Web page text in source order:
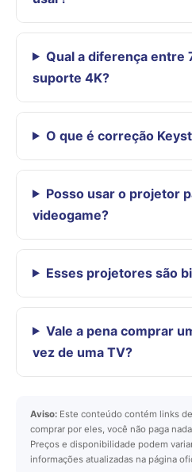
Qual a diferença entre
suporte 4K?
O que é correção
Posso usar o projetor
videogame?
Esses projetores são
Vale a pena comprar
vez de uma TV?
Aviso: Este conteúdo contém links
comprar por eles, você não paga
Preços e disponibilidade podem
informações atualizadas na página